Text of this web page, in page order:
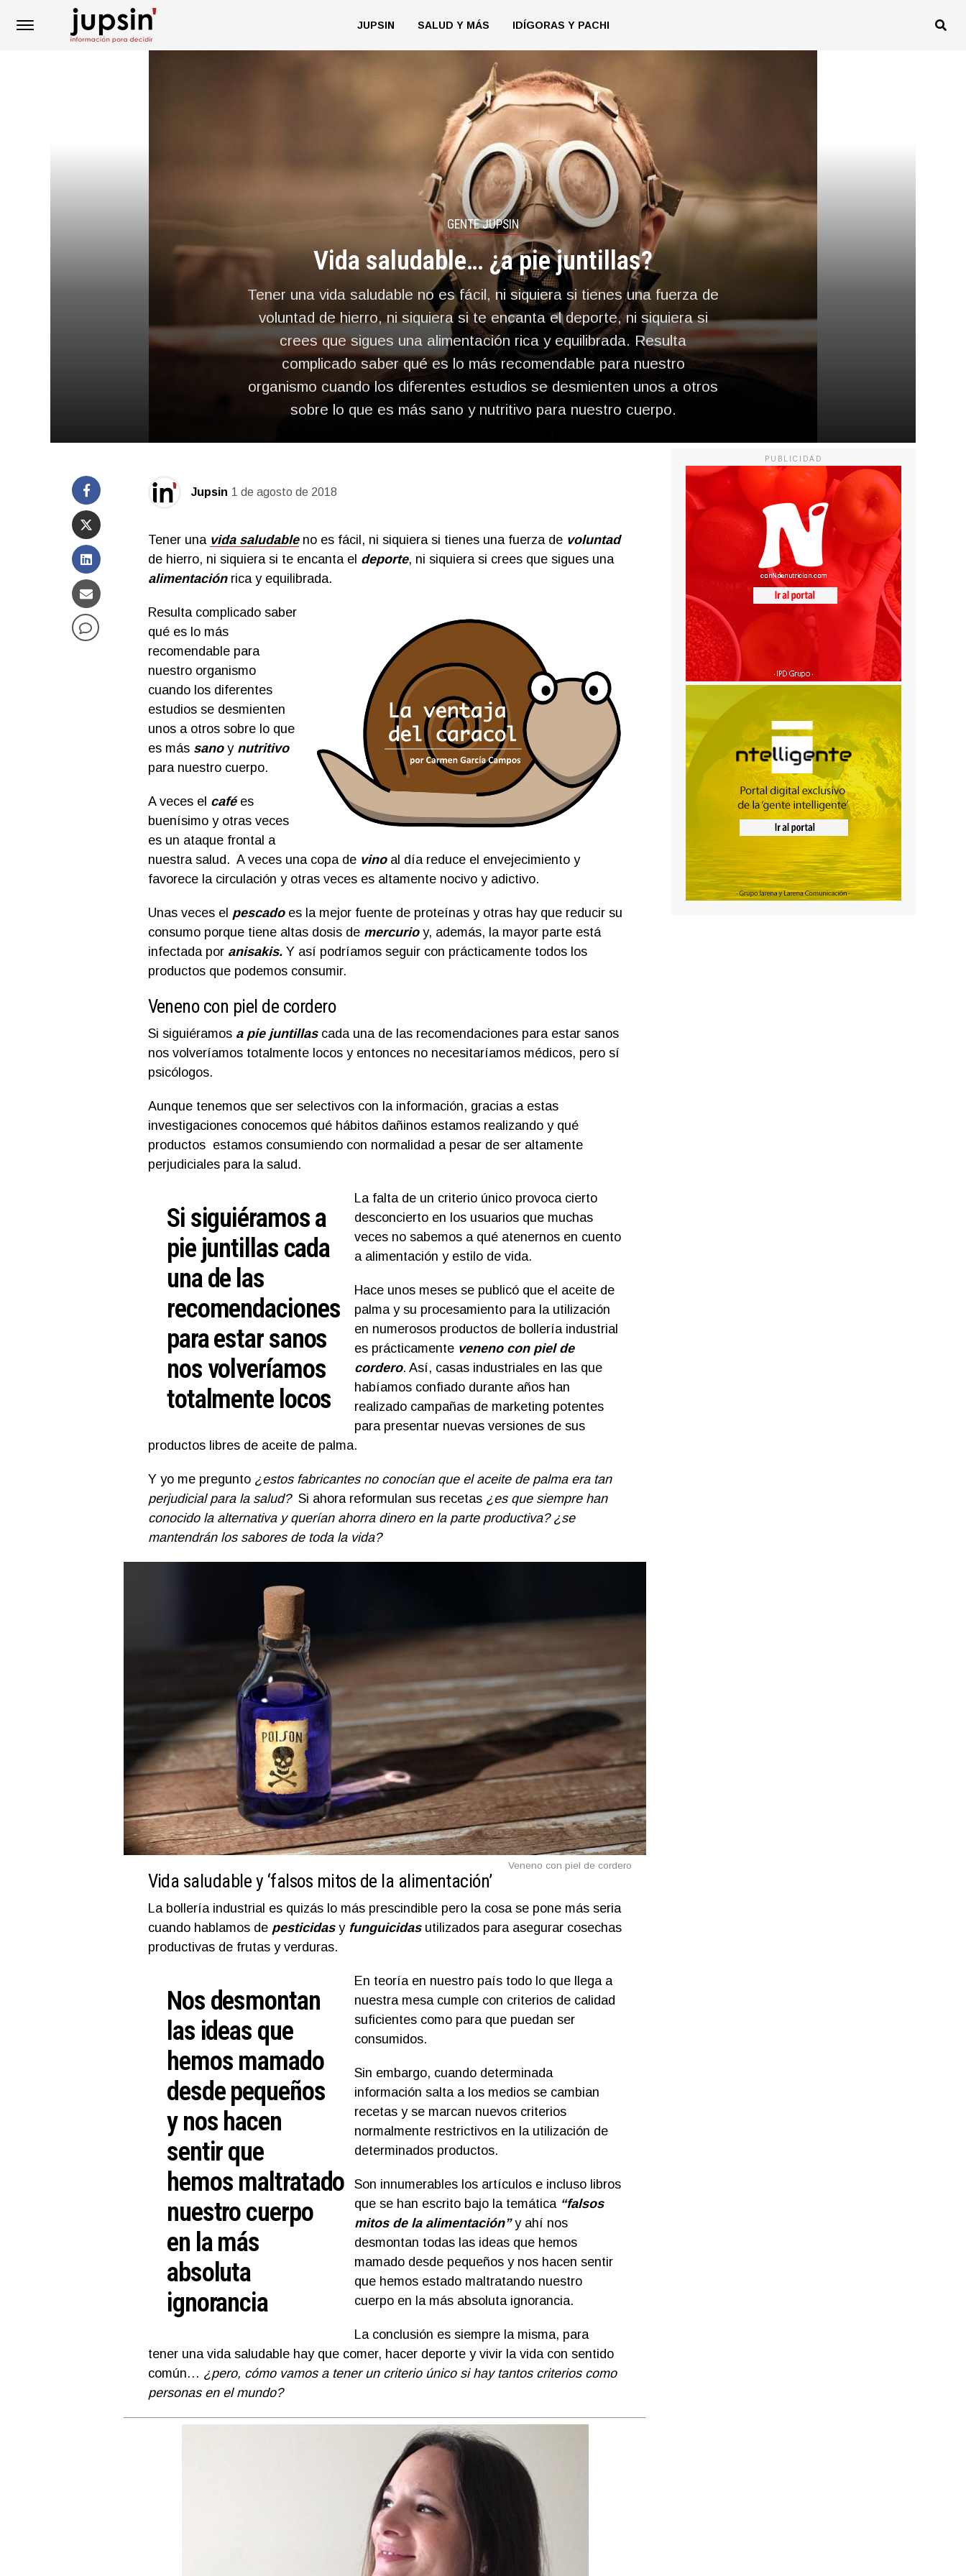
JUPSIN SALUD Y MÁS IDÍGORAS Y PACHI
GENTE JUPSIN
Vida saludable… ¿a pie juntillas?
Tener una vida saludable no es fácil, ni siquiera si tienes una fuerza de
voluntad de hierro, ni siquiera si te encanta el deporte, ni siquiera si
crees que sigues una alimentación rica y equilibrada. Resulta
complicado saber qué es lo más recomendable para nuestro
organismo cuando los diferentes estudios se desmienten unos a otros
sobre lo que es más sano y nutritivo para nuestro cuerpo.
Jupsin 1 de agosto de 2018
Tener una vida saludableno es fácil, ni siquiera si tienes una fuerza de voluntad
de hierro, ni siquiera si te encanta el deporte, ni siquiera si crees que sigues una
alimentaciónrica y equilibrada.
Resulta complicado saber
qué es lo más
recomendable para
nuestro organismo
cuando los diferentes
estudios se desmienten
unos a otros sobre lo que
es más sanoy nutritivo
para nuestro cuerpo.
A veces el cafées
buenísimo y otras veces
es un ataque frontal a
nuestra salud. A veces una copa de vinoal día reduce el envejecimiento y
favorece la circulación y otras veces es altamente nocivo y adictivo.
Unas veces el pescadoes la mejor fuente de proteínas y otras hay que reducir su
consumo porque tiene altas dosis de mercurioy, además, la mayor parte está
infectada por anisakis.Y así podríamos seguir con prácticamente todos los
productos que podemos consumir.
Veneno con piel de cordero
Si siguiéramos a pie juntillascada una de las recomendaciones para estar sanos
nos volveríamos totalmente locos y entonces no necesitaríamos médicos, pero sí
psicólogos.
Aunque tenemos que ser selectivos con la información, gracias a estas
investigaciones conocemos qué hábitos dañinos estamos realizando y qué
productos estamos consumiendo con normalidad a pesar de ser altamente
perjudiciales para la salud.
Si siguiéramos a
pie juntillas cada
una de las
recomendaciones
para estar sanos
nos volveríamos
totalmente locos
La falta de un criterio único provoca cierto
desconcierto en los usuarios que muchas
veces no sabemos a qué atenernos en cuento
a alimentación y estilo de vida.
Hace unos meses se publicó que el aceite de
palma y su procesamiento para la utilización
en numerosos productos de bollería industrial
es prácticamente veneno con piel de
cordero. Así, casas industriales en las que
habíamos confiado durante años han
realizado campañas de marketing potentes
para presentar nuevas versiones de sus
productos libres de aceite de palma.
Y yo me pregunto ¿estos fabricantes no conocían que el aceite de palma era tan
perjudicial para la salud?Si ahora reformulan sus recetas ¿es que siempre han
conocido la alternativa y querían ahorra dinero en la parte productiva? ¿se
mantendrán los sabores de toda la vida?
Veneno con piel de cordero
Vida saludable y ‘falsos mitos de la alimentación’
La bollería industrial es quizás lo más prescindible pero la cosa se pone más seria
cuando hablamos de pesticidasy funguicidasutilizados para asegurar cosechas
productivas de frutas y verduras.
Nos desmontan
las ideas que
hemos mamado
desde pequeños
y nos hacen
sentir que
hemos maltratado
nuestro cuerpo
en la más
absoluta
ignorancia
En teoría en nuestro país todo lo que llega a
nuestra mesa cumple con criterios de calidad
suficientes como para que puedan ser
consumidos.
Sin embargo, cuando determinada
información salta a los medios se cambian
recetas y se marcan nuevos criterios
normalmente restrictivos en la utilización de
determinados productos.
Son innumerables los artículos e incluso libros
que se han escrito bajo la temática “falsos
mitos de la alimentación”y ahí nos
desmontan todas las ideas que hemos
mamado desde pequeños y nos hacen sentir
que hemos estado maltratando nuestro
cuerpo en la más absoluta ignorancia.
La conclusión es siempre la misma, para
tener una vida saludable hay que comer, hacer deporte y vivir la vida con sentido
común… ¿pero, cómo vamos a tener un criterio único si hay tantos criterios como
personas en el mundo?
PUBLICIDAD